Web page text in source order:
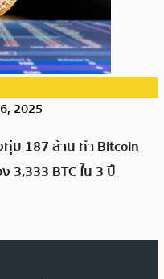
2025
ทุ่ม 187 ล้าน ทำ Bitcoin
3,333 BTC ใน 3 ปี